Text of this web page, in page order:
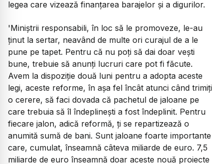
legea care vizează finanțarea barajelor și a digurilor.
'Miniștrii responsabili, în loc să le promoveze, le-au
ținut la sertar, neavând de multe ori curajul de a le
pune pe tapet. Pentru că nu poți să dai doar vești
bune, trebuie să anunți lucruri care pot fi făcute.
Avem la dispoziție două luni pentru a adopta aceste
legi, aceste reforme, în așa fel încât atunci când trimiți
o cerere, să faci dovada că pachetul de jaloane pe
care trebuia să îl îndeplinești a fost îndeplinit. Pentru
fiecare jalon, adică reformă, ți se repartizează o
anumită sumă de bani. Sunt jaloane foarte importante
care, cumulat, înseamnă câteva miliarde de euro. 7,5
miliarde de euro înseamnă doar aceste nouă proiecte